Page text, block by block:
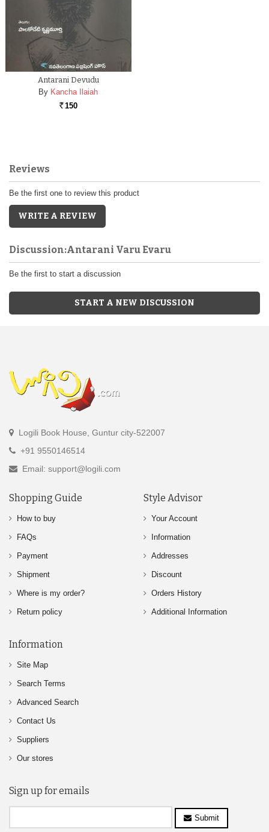
Antarani Devudu
By Kancha Ilaiah
Rs. 150
Reviews
Be the first one to review this product
WRITE A REVIEW
Discussion:Antarani Varu Evaru
Be the first to start a discussion
START A NEW DISCUSSION
Logili Book House, Guntur city-522007
+91 9550146514
Email: support@logili.com
Shopping Guide
How to buy
FAQs
Payment
Shipment
Where is my order?
Return policy
Style Advisor
Your Account
Information
Addresses
Discount
Orders History
Additional Information
Information
Site Map
Search Terms
Advanced Search
Contact Us
Suppliers
Our stores
Sign up for emails
Submit